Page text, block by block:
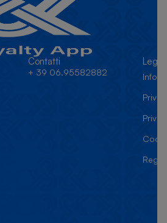
Contatti
+ 39 06.95582882
Legal